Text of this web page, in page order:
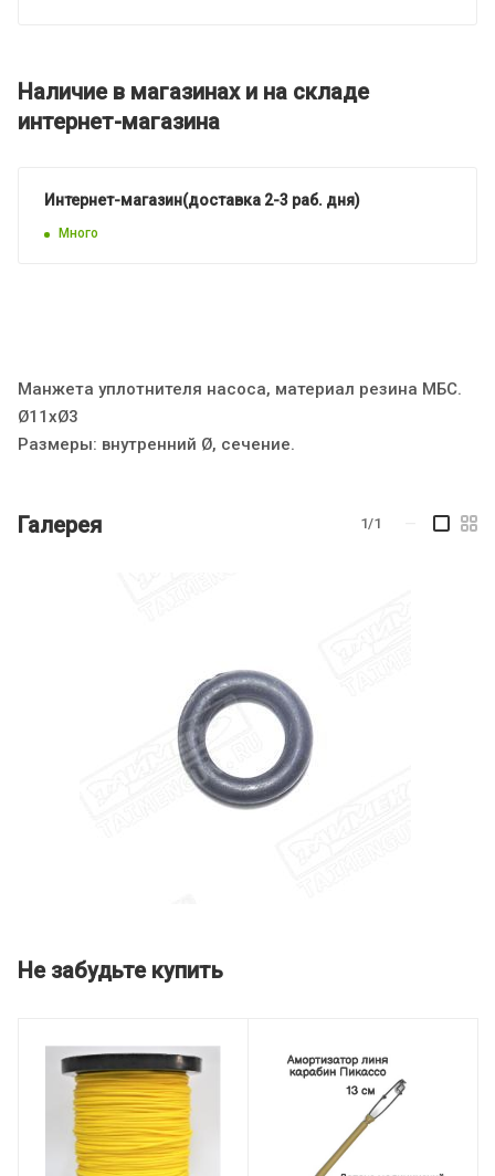
Наличие в магазинах и на складе
интернет-магазина
Интернет-магазин(доставка 2-3 раб. дня)
Много
Манжета уплотнителя насоса, материал резина МБС.
Ø11хØ3
Размеры: внутренний Ø, сечение.
Галерея 1/1
Не забудьте купить